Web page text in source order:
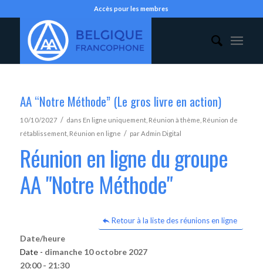
Accès pour les membres
AA “Notre Méthode” (Le gros livre en action)
10/10/2027 / dans En ligne uniquement, Réunion à thème Réunion de
rétablissement, Réunion en ligne / parAdmin Digital
Réunion en ligne du groupe
AA "Notre Méthode"
Retour à la liste des réunions en ligne
Date/heure
Date - dimanche 10 octobre 2027
20:00 - 21:30